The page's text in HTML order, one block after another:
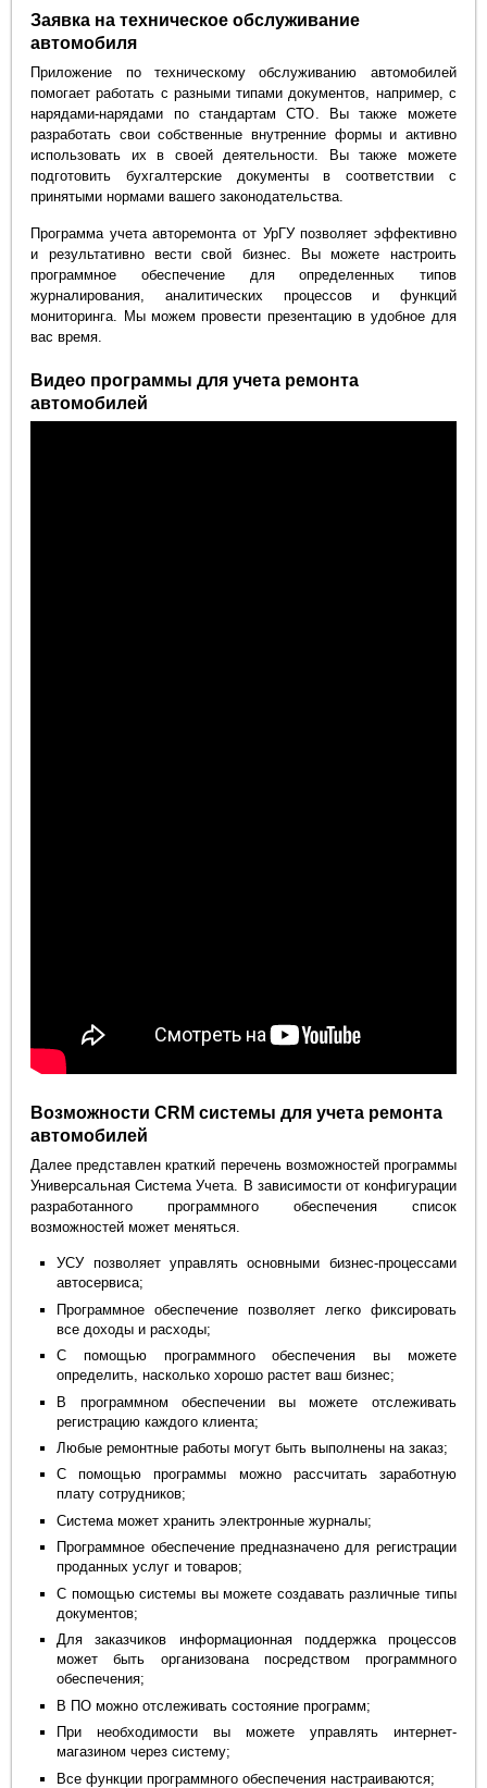
Заявка на техническое обслуживание
автомобиля
Приложение по техническому обслуживанию автомобилей
помогает работать с разными типами документов, например, с
нарядами-нарядами по стандартам СТО. Вы также можете
разработать свои собственные внутренние формы и активно
использовать их в своей деятельности. Вы также можете
подготовить бухгалтерские документы в соответствии с
принятыми нормами вашего законодательства.
Программа учета авторемонта от УрГУ позволяет эффективно
и результативно вести свой бизнес. Вы можете настроить
программное обеспечение для определенных типов
журналирования, аналитических процессов и функций
мониторинга. Мы можем провести презентацию в удобное для
вас время.
Видео программы для учета ремонта
автомобилей
Возможности CRM системы для учета ремонта
автомобилей
Далее представлен краткий перечень возможностей программы
Универсальная Система Учета. В зависимости от конфигурации
разработанного программного обеспечения список
возможностей может меняться.
УСУ позволяет управлять основными бизнес-процессами
автосервиса;
Программное обеспечение позволяет легко фиксировать
все доходы и расходы;
С помощью программного обеспечения вы можете
определить, насколько хорошо растет ваш бизнес;
В программном обеспечении вы можете отслеживать
регистрацию каждого клиента;
Любые ремонтные работы могут быть выполнены на заказ;
С помощью программы можно рассчитать заработную
плату сотрудников;
Система может хранить электронные журналы;
Программное обеспечение предназначено для регистрации
проданных услуг и товаров;
С помощью системы вы можете создавать различные типы
документов;
Для заказчиков информационная поддержка процессов
может быть организована посредством программного
обеспечения;
В ПО можно отслеживать состояние программ;
При необходимости вы можете управлять интернет-
магазином через систему;
Все функции программного обеспечения настраиваются;